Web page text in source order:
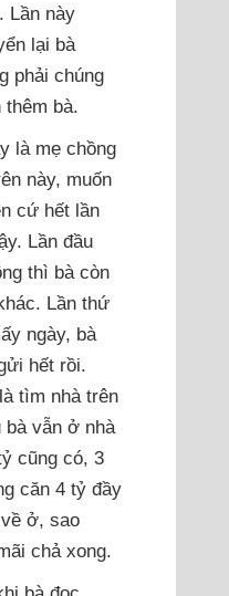
Lần này
lại bà
phải chúng
bà.
là mẹ chồng
này, muốn
cứ hết lần
Lần đầu
thì bà còn
Lần thứ
ngày, bà
hết rồi.
tìm nhà trên
bà vẫn ở nhà
cũng có, 3
căn 4 tỷ đầy
ở, sao
chả xong.